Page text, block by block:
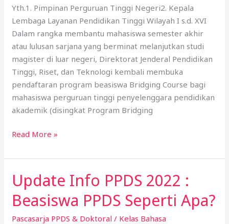
Yth.1. Pimpinan Perguruan Tinggi Negeri2. Kepala
Lembaga Layanan Pendidikan Tinggi Wilayah I s.d. XVI
Dalam rangka membantu mahasiswa semester akhir
atau lulusan sarjana yang berminat melanjutkan studi
magister di luar negeri, Direktorat Jenderal Pendidikan
Tinggi, Riset, dan Teknologi kembali membuka
pendaftaran program beasiswa Bridging Course bagi
mahasiswa perguruan tinggi penyelenggara pendidikan
akademik (disingkat Program Bridging
Luar
Negeri
Tahun
2022
Read More »
Update Info PPDS 2022 :
Beasiswa PPDS Seperti Apa?
Pascasarja PPDS & Doktoral / Kelas Bahasa
Update
Info
PPDS
2022